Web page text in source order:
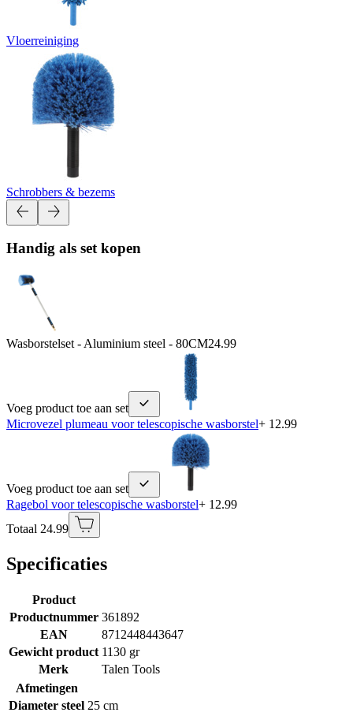
Vloerreiniging
Schrobbers & bezems
Handig als set kopen
Wasborstelset - Aluminium steel - 80CM24.99
Voeg product toe aan set
Microvezel plumeau voor telescopische wasborstel+ 12.99
Voeg product toe aan set
Ragebol voor telescopische wasborstel+ 12.99
Totaal 24.99
Specificaties
Product
Productnummer 361892
EAN
8712448443647
Gewicht product 1130 gr
Merk
Talen Tools
Afmetingen
Diameter steel 25 cm